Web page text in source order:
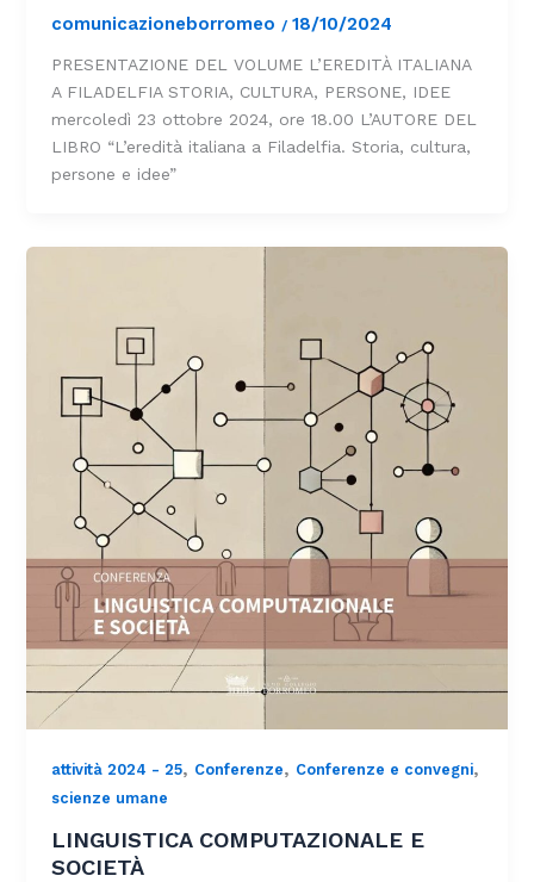
comunicazioneborromeo / 18/10/2024
PRESENTAZIONE DEL VOLUME L’EREDITÀ ITALIANA
A FILADELFIA STORIA, CULTURA, PERSONE, IDEE
mercoledì 23 ottobre 2024, ore 18.00 L’AUTORE DEL
LIBRO “L’eredità italiana a Filadelfia. Storia, cultura,
persone e idee”
attività 2024 - 25, Conferenze, Conferenze e convegni,
scienze umane
LINGUISTICA COMPUTAZIONALE E
SOCIETÀ